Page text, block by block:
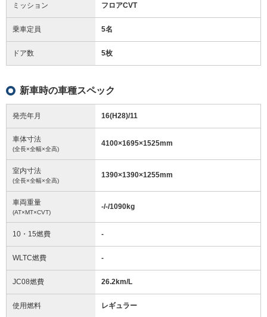
ミッション フロアCVT
乗車定員 5名
ドア数 5枚
新車時の車種スペック
発売年月 16(H28)/11
車体寸法
(全長×全幅×全高)
4100×1695×1525mm
室内寸法
(全長×全幅×全高)
1390×1390×1255mm
車両重量
(AT×MT×CVT)
-/-/1090kg
10・15燃費 -
WLTC燃費 -
JC08燃費 26.2km/L
使用燃料 レギュラー